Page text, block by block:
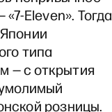
Еleven». Тогда
типа
— с открытия
розницы.